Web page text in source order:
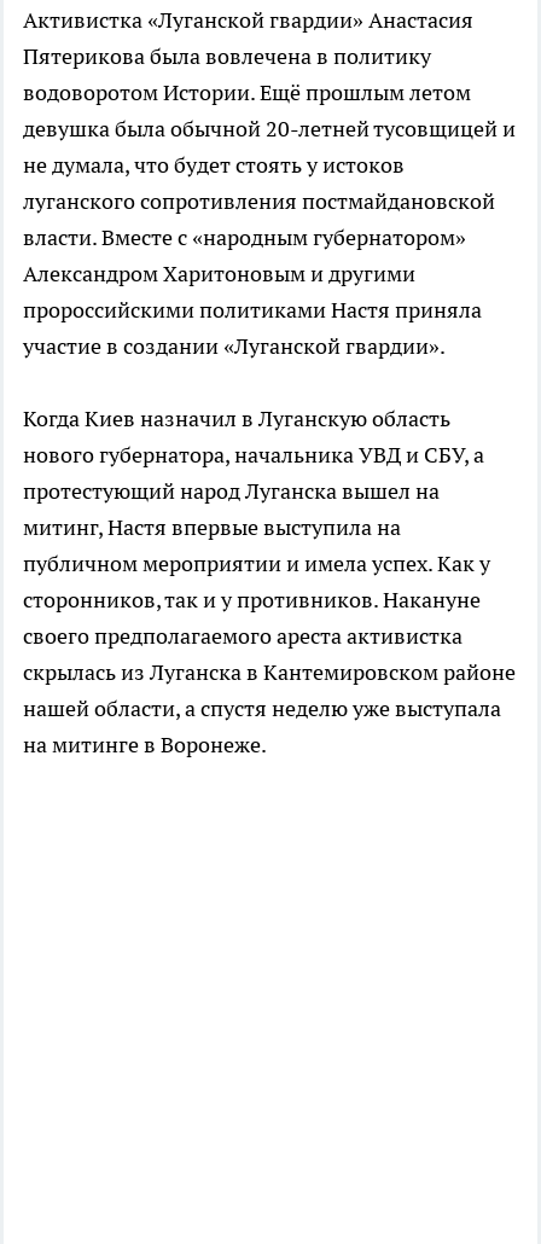
Активистка «Луганской гвардии» Анастасия
Пятерикова была вовлечена в политику
водоворотом Истории. Ещё прошлым летом
девушка была обычной 20-летней тусовщицей и
не думала, что будет стоять у истоков
луганского сопротивления постмайдановской
власти. Вместе с «народным губернатором»
Александром Харитоновым и другими
пророссийскими политиками Настя приняла
участие в создании «Луганской гвардии».
Когда Киев назначил в Луганскую область
нового губернатора, начальника УВД и СБУ, а
протестующий народ Луганска вышел на
митинг, Настя впервые выступила на
публичном мероприятии и имела успех. Как у
сторонников, так и у противников. Накануне
своего предполагаемого ареста активистка
скрылась из Луганска в Кантемировском районе
нашей области, а спустя неделю уже выступала
на митинге в Воронеже.